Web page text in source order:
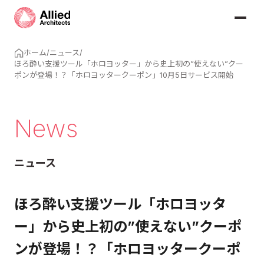
ホーム/ニュース/
ほろ酔い支援ツール「ホロヨッター」から史上初の”使えない”クー
ポンが登場！？「ホロヨッタークーポン」10月5日サービス開始
News
ニュース
ほろ酔い支援ツール「ホロヨッタ
ー」から史上初の”使えない”クーポ
ンが登場！？「ホロヨッタークーポ